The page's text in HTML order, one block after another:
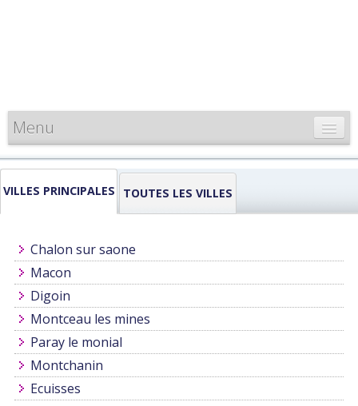
Menu
CARTE DE FRANCE
INFORMATIONS
VILLES PRINCIPALES TOUTES LES VILLES
Chalon sur saone
Macon
Digoin
Montceau les mines
Paray le monial
Montchanin
Ecuisses